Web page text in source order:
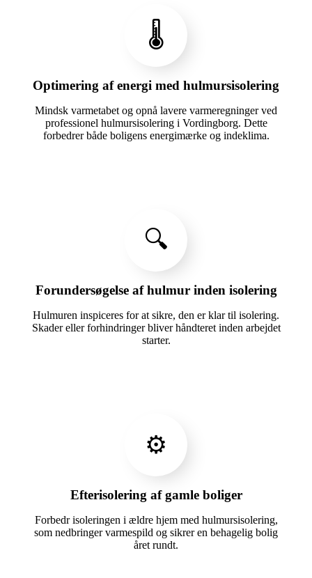
🌡️
Optimering af energi med hulmursisolering
Mindsk varmetabet og opnå lavere varmeregninger ved
professionel hulmursisolering i Vordingborg. Dette
forbedrer både boligens energimærke og indeklima.
🔍
Forundersøgelse af hulmur inden isolering
Hulmuren inspiceres for at sikre, den er klar til isolering.
Skader eller forhindringer bliver håndteret inden arbejdet
starter.
⚙️
Efterisolering af gamle boliger
Forbedr isoleringen i ældre hjem med hulmursisolering,
som nedbringer varmespild og sikrer en behagelig bolig
året rundt.